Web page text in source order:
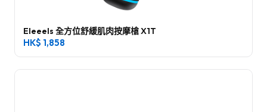
Eleeels 全方位舒緩肌肉按摩槍 X1T
HK$ 1,858